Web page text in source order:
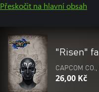
Přeskočit na hlavní obsah
"Risen"
CAPCOM CO.,
26,00 Kč